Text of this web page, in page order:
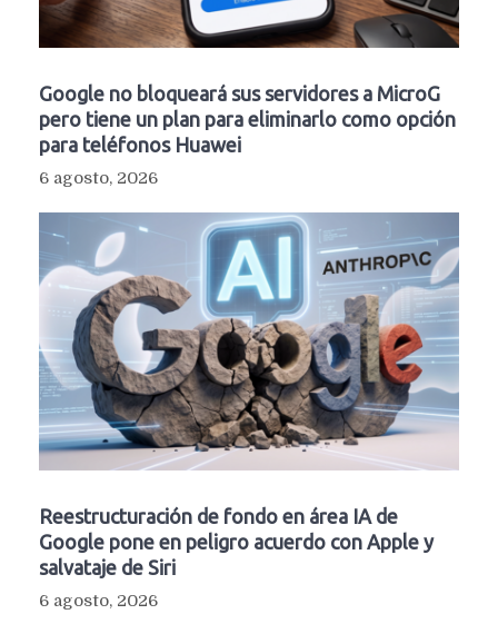
Google no bloqueará sus servidores a MicroG
pero tiene un plan para eliminarlo como opción
para teléfonos Huawei
6 agosto, 2026
Reestructuración de fondo en área IA de
Google pone en peligro acuerdo con Apple y
salvataje de Siri
6 agosto, 2026